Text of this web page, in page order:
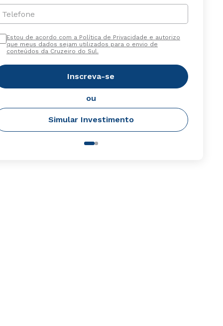
Telefone
Estou de acordo com a Política de Privacidade e autorizo
que meus dados sejam utilizados para o envio de
conteúdos da Cruzeiro do Sul.
Inscreva-se
ou
Simular Investimento